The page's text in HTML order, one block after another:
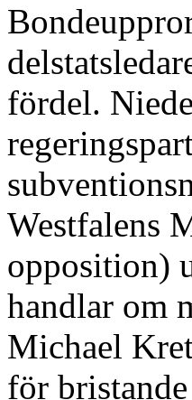
fördel.
Westfalens
opposition)
handlar om
Michael
för